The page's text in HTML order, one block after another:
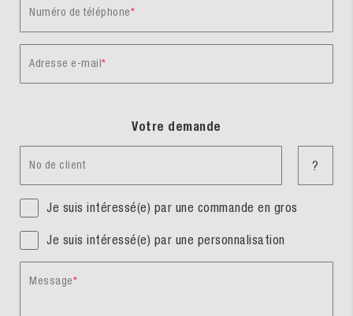
Numéro de téléphone
Adresse e-mail
Votre demande
No de client ?
Je suis intéressé(e) par une commande en gros
Je suis intéressé(e) par une personnalisation
Message